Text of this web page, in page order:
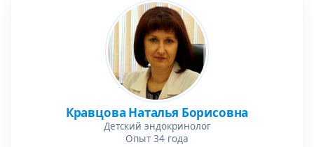
Кравцова Наталья Борисовна
Детский эндокринолог
Опыт 34 года